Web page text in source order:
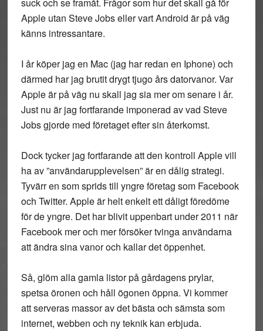
Apple utan Steve Jobs eller vart Android är på väg
känns intressantare.
I år köper jag en Mac (jag har redan en Iphone) och
därmed har jag brutit drygt tjugo års datorvanor. Var
Apple är på väg nu skall jag sia mer om senare i år.
Just nu är jag fortfarande imponerad av vad Steve
Jobs gjorde med företaget efter sin återkomst.
Dock tycker jag fortfarande att den kontroll Apple vill
ha av ”användarupplevelsen” är en dålig strategi.
Tyvärr en som sprids till yngre företag som Facebook
och Twitter. Apple är helt enkelt ett dåligt föredöme
för de yngre. Det har blivit uppenbart under 2011 när
Facebook mer och mer försöker tvinga användarna
att ändra sina vanor och kallar det öppenhet.
Så, glöm alla gamla listor på gårdagens prylar,
spetsa öronen och håll ögonen öppna. Vi kommer
att serveras massor av det bästa och sämsta som
internet, webben och ny teknik kan erbjuda.